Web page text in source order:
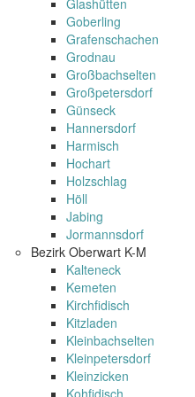
Glashütten
Goberling
Grafenschachen
Grodnau
Großbachselten
Großpetersdorf
Günseck
Hannersdorf
Harmisch
Hochart
Holzschlag
Höll
Jabing
Jormannsdorf
Bezirk Oberwart K-M
Kalteneck
Kemeten
Kirchfidisch
Kitzladen
Kleinbachselten
Kleinpetersdorf
Kleinzicken